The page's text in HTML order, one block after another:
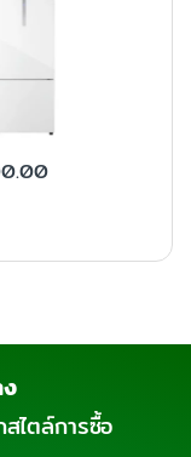
ไตล์การซื้อ